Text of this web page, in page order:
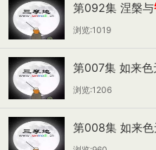
第092集 涅槃与
浏览:1019
第007集 如来色
浏览:1206
第008集 如来色